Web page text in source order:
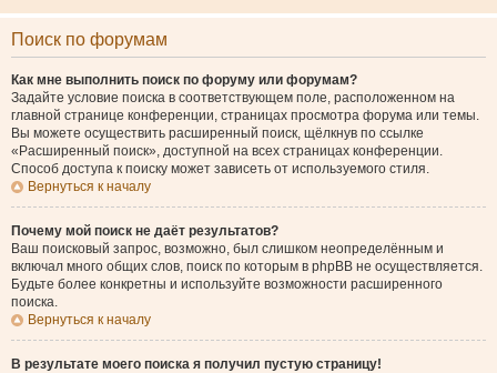
Поиск по форумам
Как мне выполнить поиск по форуму или форумам?
Задайте условие поиска в соответствующем поле, расположенном на
главной странице конференции, страницах просмотра форума или темы.
Вы можете осуществить расширенный поиск, щёлкнув по ссылке
«Расширенный поиск», доступной на всех страницах конференции.
Способ доступа к поиску может зависеть от используемого стиля.
Вернуться к началу
Почему мой поиск не даёт результатов?
Ваш поисковый запрос, возможно, был слишком неопределённым и
включал много общих слов, поиск по которым в phpBB не осуществляется.
Будьте более конкретны и используйте возможности расширенного
поиска.
Вернуться к началу
В результате моего поиска я получил пустую страницу!